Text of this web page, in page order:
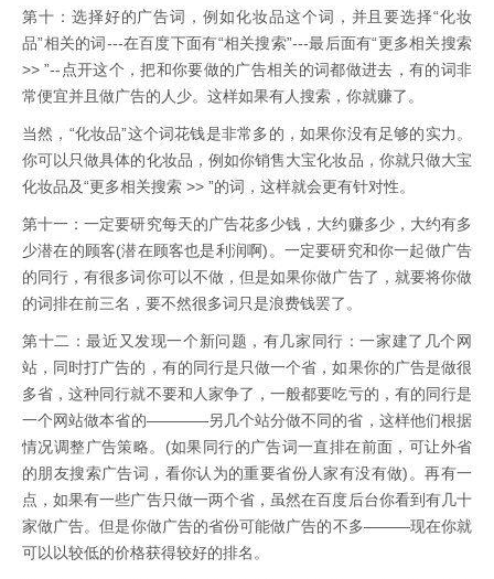
第十：选择好的广告词，例如化妆品这个词，并且要选择“化妆
品”相关的词---在百度下面有“相关搜索”---最后面有“更多相关搜索
>> ”--点开这个，把和你要做的广告相关的词都做进去，有的词非
常便宜并且做广告的人少。这样如果有人搜索，你就赚了。
当然，“化妆品”这个词花钱是非常多的，如果你没有足够的实力。
你可以只做具体的化妆品，例如你销售大宝化妆品，你就只做大宝
化妆品及“更多相关搜索 >> ”的词，这样就会更有针对性。
第十一：一定要研究每天的广告花多少钱，大约赚多少，大约有多
少潜在的顾客(潜在顾客也是利润啊)。一定要研究和你一起做广告
的同行，有很多词你可以不做，但是如果你做广告了，就要将你做
的词排在前三名，要不然很多词只是浪费钱罢了。
第十二：最近又发现一个新问题，有几家同行：一家建了几个网
站，同时打广告的，有的同行是只做一个省，如果你的广告是做很
多省，这种同行就不要和人家争了，一般都要吃亏的，有的同行是
一个网站做本省的————另几个站分做不同的省，这样他们根据
情况调整广告策略。(如果同行的广告词一直排在前面，可让外省
的朋友搜索广告词，看你认为的重要省份人家有没有做)。再有一
点，如果有一些广告只做一两个省，虽然在百度后台你看到有几十
家做广告。但是你做广告的省份可能做广告的不多―――现在你就
可以以较低的价格获得较好的排名。